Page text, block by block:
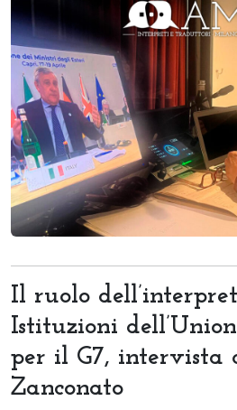
Il ruolo
Istituzioni
per il G7, intervista
Zanconato